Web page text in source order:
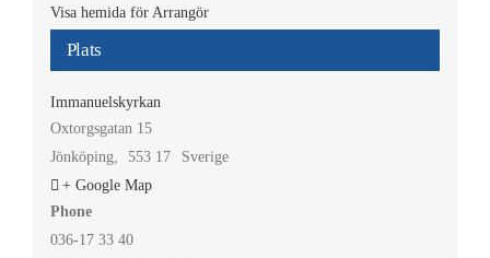
Plats
Immanuelskyrkan
Oxtorgsgatan 15
Jönköping, 553 17
Sverige
+ Google Map
Phone
036-17 33 40
Visa hemida för Arrangör